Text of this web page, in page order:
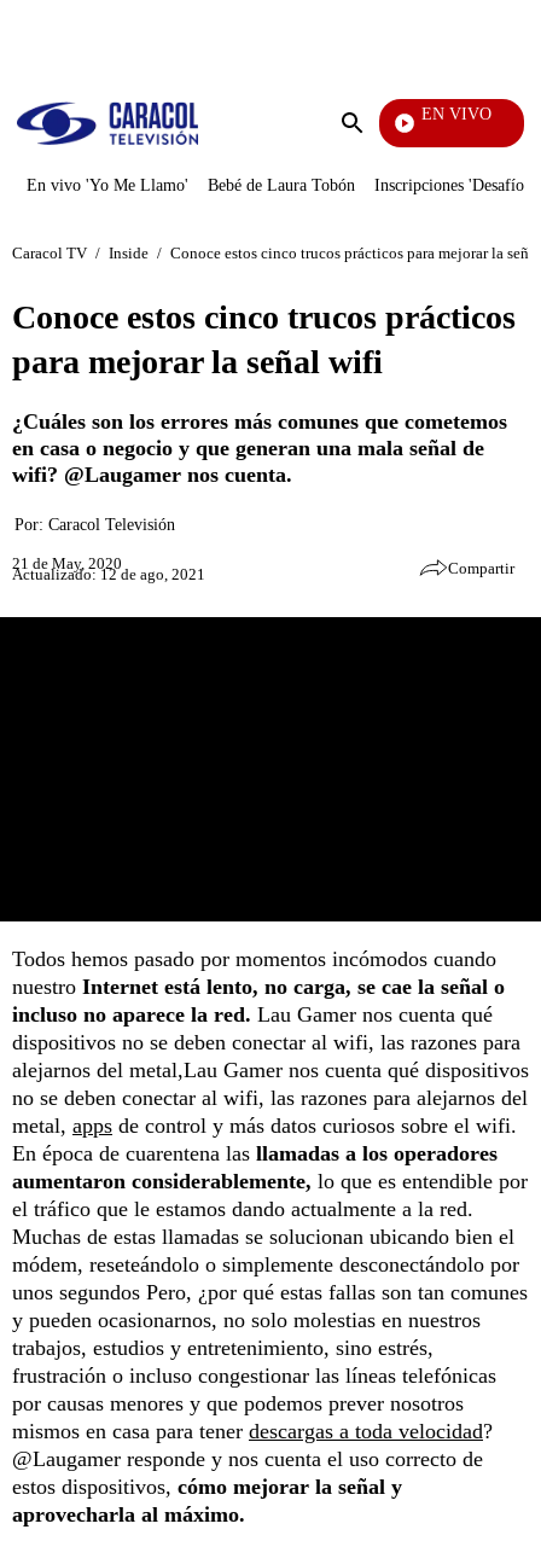
Enviar
EN VIVO
También Caerás
En vivo 'Yo Me Llamo' Bebé de Laura Tobón Inscripciones 'Desafío'
Caracol TV / Inside / Conoce estos cinco trucos prácticos para mejorar la
Conoce estos cinco trucos prácticos
para mejorar la señal wifi
¿Cuáles son los errores más comunes que cometemos
en casa o negocio y que generan una mala señal de
wifi? @Laugamer nos cuenta.
Por: Caracol Televisión
21 de May, 2020
Actualizado: 12 de ago, 2021 Compartir
Todos hemos pasado por momentos incómodos cuando
nuestro Internet está lento, no carga, se cae la señal o
incluso no aparece la red. Lau Gamer nos cuenta qué
dispositivos no se deben conectar al wifi, las razones para
alejarnos del metal,Lau Gamer nos cuenta qué dispositivos
no se deben conectar al wifi, las razones para alejarnos del
metal, apps de control y más datos curiosos sobre el wifi.
En época de cuarentena las llamadas a los operadores
aumentaron considerablemente, lo que es entendible por
el tráfico que le estamos dando actualmente a la red.
Muchas de estas llamadas se solucionan ubicando bien el
módem, reseteándolo o simplemente desconectándolo por
unos segundos Pero, ¿por qué estas fallas son tan comunes
y pueden ocasionarnos, no solo molestias en nuestros
trabajos, estudios y entretenimiento, sino estrés,
frustración o incluso congestionar las líneas telefónicas
por causas menores y que podemos prever nosotros
mismos en casa para tener descargas a toda velocidad?
@Laugamer responde y nos cuenta el uso correcto de
estos dispositivos, cómo mejorar la señal y
aprovecharla al máximo.